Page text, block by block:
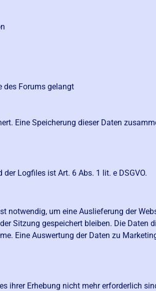
des Forums gelangt
Eine Speicherung dieser Daten
Logfiles ist Art. 6 Abs. 1 lit. e DSGVO.
notwendig, um eine Auslieferung der
Sitzung gespeichert bleiben. Die Daten
Eine Auswertung der Daten zu
ihrer Erhebung nicht mehr erforderlich